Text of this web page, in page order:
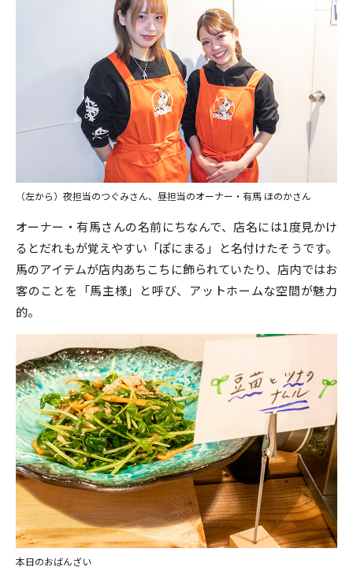
（左から）夜担当のつぐみさん、昼担当のオーナー・有馬 ほのかさん
オーナー・有馬さんの名前にちなんで、店名には1度見かけ
るとだれもが覚えやすい「ぽにまる」と名付けたそうです。
馬のアイテムが店内あちこちに飾られていたり、店内ではお
客のことを「馬主様」と呼び、アットホームな空間が魅力
的。
本日のおばんざい